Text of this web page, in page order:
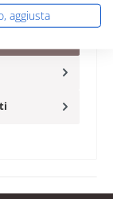
a legna
di questo
aggiusta